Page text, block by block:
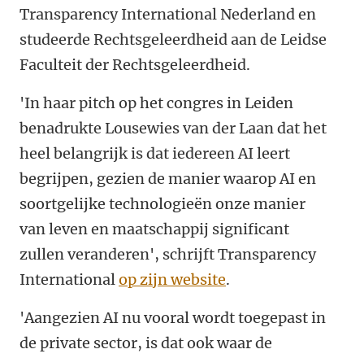
Transparency International Nederland en
studeerde Rechtsgeleerdheid aan de Leidse
Faculteit der Rechtsgeleerdheid.
'In haar pitch op het congres in Leiden
benadrukte Lousewies van der Laan dat het
heel belangrijk is dat iedereen AI leert
begrijpen, gezien de manier waarop AI en
soortgelijke technologieën onze manier
van leven en maatschappij significant
zullen veranderen', schrijft Transparency
Internationalop zijn website.
'Aangezien AI nu vooral wordt toegepast in
de private sector, is dat ook waar de